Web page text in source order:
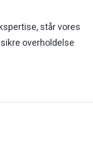
står vores
overholdelse